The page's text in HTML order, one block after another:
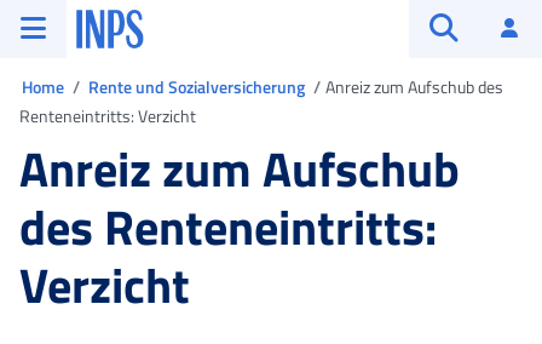
Zum Hauptmenü
Zum Hauptinhalt springen
Zu der Fußzeile
INPS ()
Home Rente und Sozialversicherung
Anreiz zum Aufschub des
Renteneintritts: Verzicht
Anreiz zum Aufschub
des Renteneintritts:
Verzicht